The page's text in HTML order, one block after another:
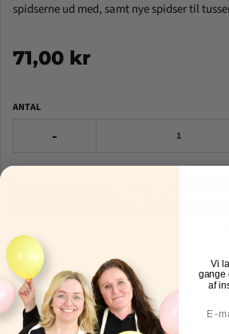
spidserne ud med, samt nye spidser til
71,00 kr
ANTAL
-
Other Fine Vi
gange
af